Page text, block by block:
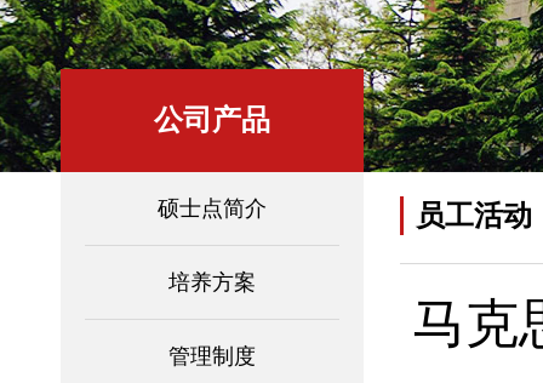
公司产品
硕士点简介
培养方案
管理制度
员工活动
马克